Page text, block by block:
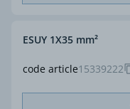
code article15339222
ESUY 1X35 mm²